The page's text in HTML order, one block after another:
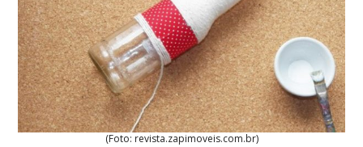
(Foto: revista.zapimoveis.com.br)